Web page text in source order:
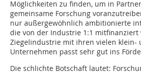
Möglichkeiten zu finden, um in
gemeinsame Forschung
nur außergewöhnlich ambitionierte
die von der Industrie 1:1 mitfinanziert
Ziegelindustrie mit ihren vielen klein-
Unternehmen passt sehr gut ins
Die schlichte Botschaft lautet: